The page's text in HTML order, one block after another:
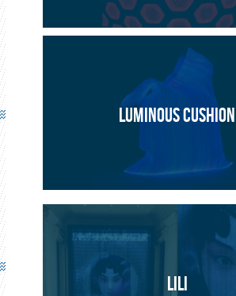
LUMINOUS CUSHION
LILI